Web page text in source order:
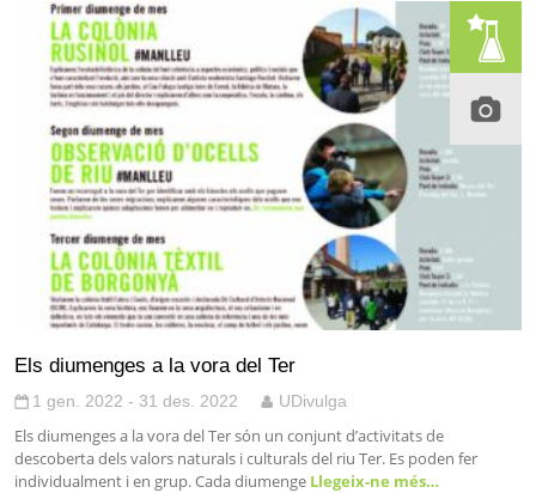
Els diumenges a la vora del Ter
1 gen. 2022 - 31 des. 2022 UDivulga
Els diumenges a la vora del Ter són un conjunt d’activitats de
descoberta dels valors naturals i culturals del riu Ter. Es poden fer
individualment i en grup. Cada diumenge Llegeix-ne més…